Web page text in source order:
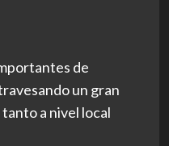
de
un gran
a nivel local